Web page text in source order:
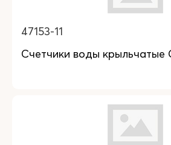
47153-11
Счетчики воды